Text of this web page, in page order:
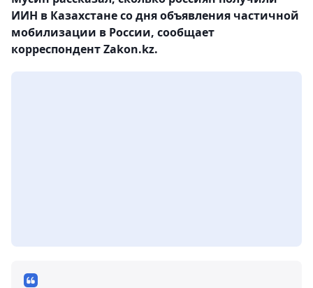
ИИН в Казахстане со дня объявления частичной
мобилизации в России, сообщает
корреспондент Zakon.kz.